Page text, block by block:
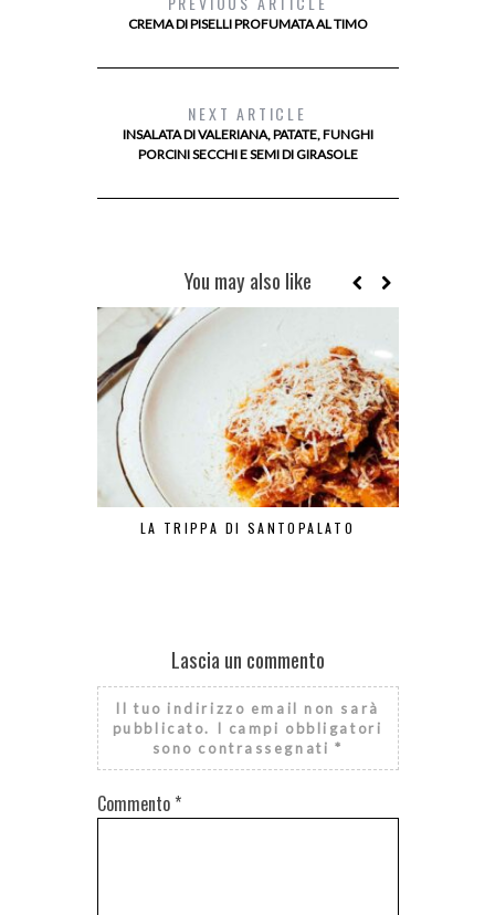
CREMA DI PISELLI PROFUMATA AL TIMO
NEXT ARTICLE
INSALATA DI VALERIANA, PATATE, FUNGHI
PORCINI SECCHI E SEMI DI GIRASOLE
You may also like
LA TRIPPA DI SANTOPALATO
Lascia un commento
Il tuo indirizzo email non sarà
pubblicato.
I campi obbligatori
sono contrassegnati *
Commento *